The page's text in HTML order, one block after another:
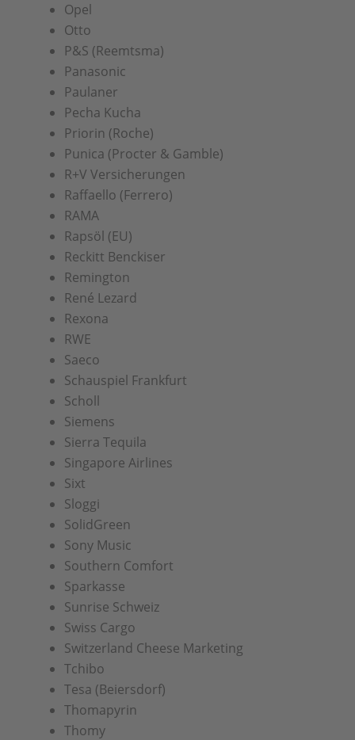
Opel
Otto
P&S (Reemtsma)
Panasonic
Paulaner
Pecha Kucha
Priorin (Roche)
Punica (Procter & Gamble)
R+V Versicherungen
Raffaello (Ferrero)
RAMA
Rapsöl (EU)
Reckitt Benckiser
Remington
René Lezard
Rexona
RWE
Saeco
Schauspiel Frankfurt
Scholl
Siemens
Sierra Tequila
Singapore Airlines
Sixt
Sloggi
SolidGreen
Sony Music
Southern Comfort
Sparkasse
Sunrise Schweiz
Swiss Cargo
Switzerland Cheese Marketing
Tchibo
Tesa (Beiersdorf)
Thomapyrin
Thomy